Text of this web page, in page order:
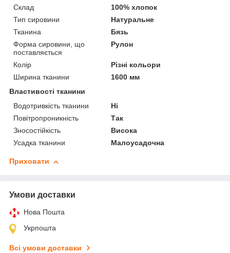
Склад
100% хлопок
Тип сировини
Натуральне
Тканина
Бязь
Форма сировини, що
поставляється
Рулон
Колір
Різні кольори
Ширина тканини
1600 мм
Властивості тканини
Водотривкість тканини
Ні
Повітропроникність
Так
Зносостійкість
Висока
Усадка тканини
Малоусадочна
Приховати
Умови доставки
Нова Пошта
Укрпошта
Всі умови доставки